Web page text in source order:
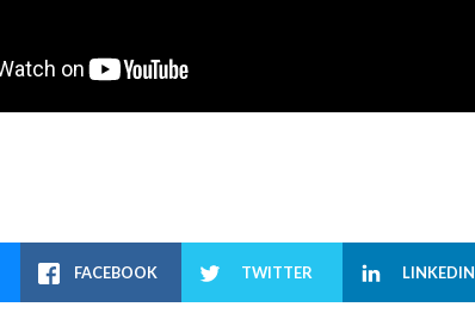
FACEBOOK TWITTER LINKEDIN